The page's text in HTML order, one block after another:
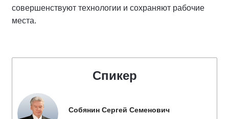
совершенствуют технологии и сохраняют рабочие
места.
Спикер
Собянин Сергей Семенович